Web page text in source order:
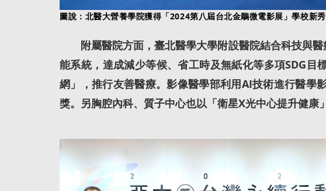
圖說：北醫大營養學院獲得「2024第八屆台北金鵰微電影展」學校新秀
附屬醫院方面，臺北醫學大學附設醫院結合科技與醫
能系統，達成減少等候、省工時及無紙化等多項SDG
網」，推行友善醫療。影像醫學部利用AI技術進行醫學
獎。另胸腔內科、質子中心也以「衛星X光中心提升健康